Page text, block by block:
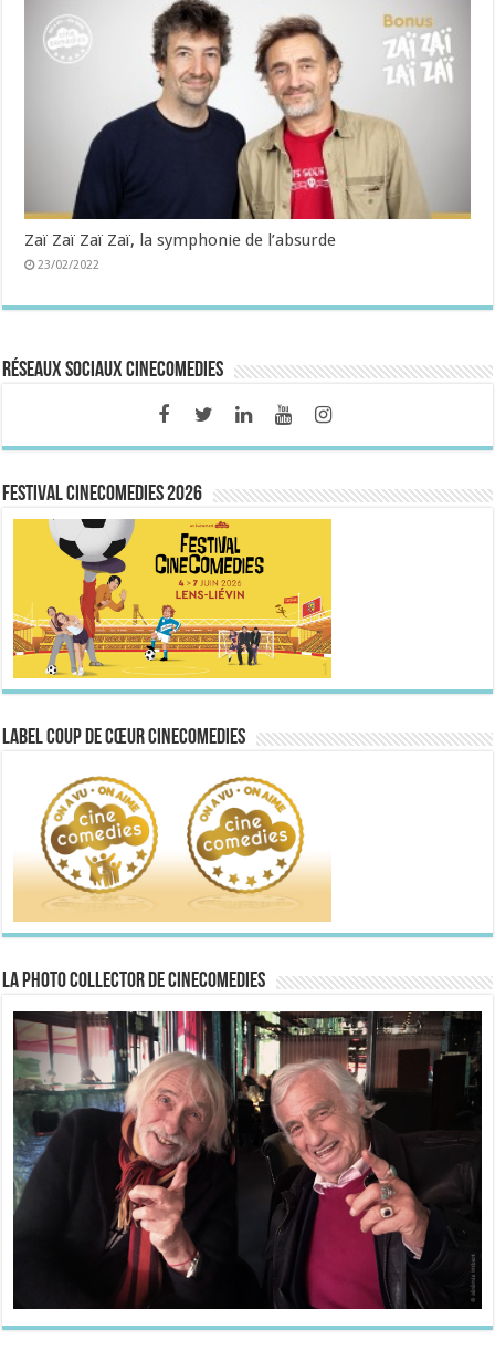
Zaï Zaï Zaï Zaï, la symphonie de l’absurde
23/02/2022
Réseaux sociaux CineComedies
FESTIVAL CINECOMEDIES 2026
Label Coup de Cœur CineComedies
La Photo collector de CineComedies